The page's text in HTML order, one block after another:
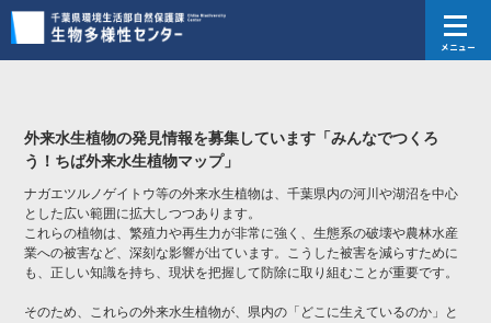
メニュー
外来水生植物の発見情報を募集しています「みんなでつくろ
う！ちば外来水生植物マップ」
ナガエツルノゲイトウ等の外来水生植物は、千葉県内の河川や湖沼を中心
とした広い範囲に拡大しつつあります。
これらの植物は、繁殖力や再生力が非常に強く、生態系の破壊や農林水産
業への被害など、深刻な影響が出ています。こうした被害を減らすために
も、正しい知識を持ち、現状を把握して防除に取り組むことが重要です。
そのため、これらの外来水生植物が、県内の「どこに生えているのか」と